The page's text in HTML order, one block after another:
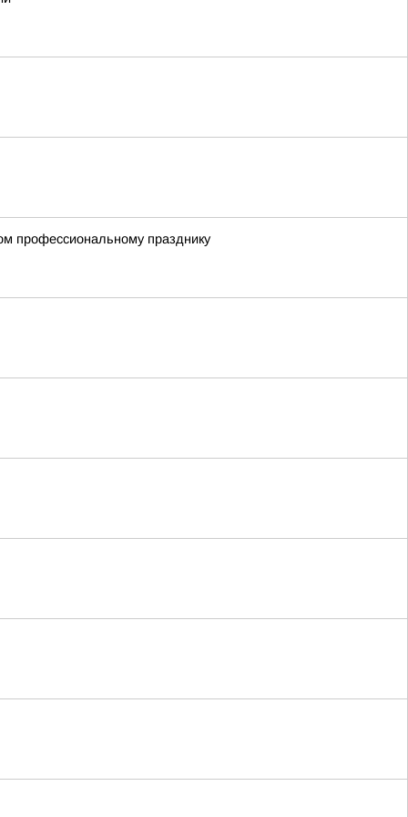
профессиональному празднику